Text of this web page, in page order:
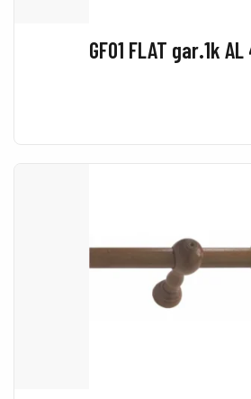
GF01 FLAT gar.1k